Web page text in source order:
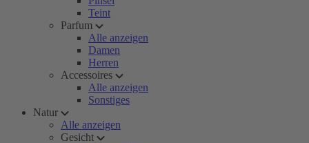
Teint
Parfum
Alle anzeigen
Damen
Herren
Accessoires
Alle anzeigen
Sonstiges
Natur
Alle anzeigen
Gesicht